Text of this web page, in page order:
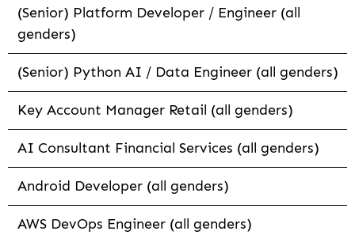
(Senior) Platform Developer / Engineer (all
genders)
(Senior) Python AI / Data Engineer (all genders)
Key Account Manager Retail (all genders)
AI Consultant Financial Services (all genders)
Android Developer (all genders)
AWS DevOps Engineer (all genders)